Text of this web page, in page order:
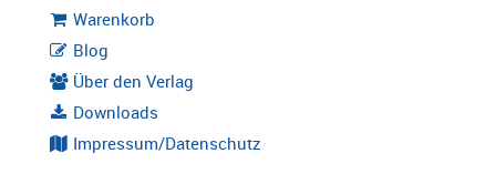
Warenkorb
Blog
Über den Verlag
Downloads
Impressum/Datenschutz